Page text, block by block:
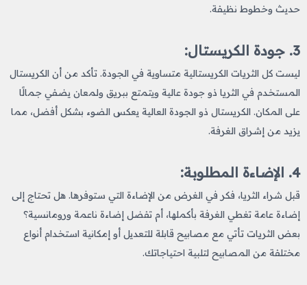
حديث وخطوط نظيفة.
3. جودة الكريستال:
ليست كل الثريات الكريستالية متساوية في الجودة. تأكد من أن الكريستال
المستخدم في الثريا ذو جودة عالية ويتمتع ببريق ولمعان يضفي جمالًا
على المكان. الكريستال ذو الجودة العالية يعكس الضوء بشكل أفضل، مما
يزيد من إشراق الغرفة.
4. الإضاءة المطلوبة:
قبل شراء الثريا، فكر في الغرض من الإضاءة التي ستوفرها. هل تحتاج إلى
إضاءة عامة تغطي الغرفة بأكملها، أم تفضل إضاءة ناعمة ورومانسية؟
بعض الثريات تأتي مع مصابيح قابلة للتعديل أو إمكانية استخدام أنواع
مختلفة من المصابيح لتلبية احتياجاتك.